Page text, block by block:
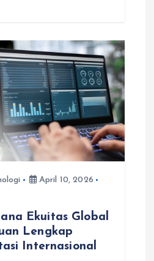
April 10, 2026
Ekuitas Global
Lengkap
Internasional